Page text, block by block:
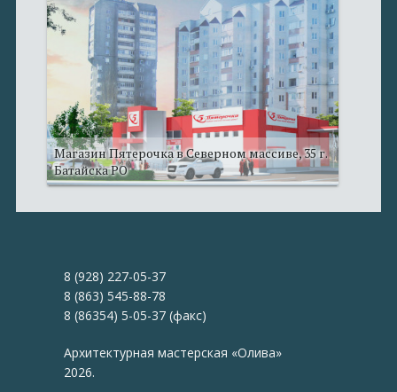
Магазин Пятерочка в Северном массиве, 35 г.
Батайска РО
8 (928) 227-05-37
8 (863) 545-88-78
8 (86354) 5-05-37 (факс)
Архитектурная мастерская «Олива»
2026.